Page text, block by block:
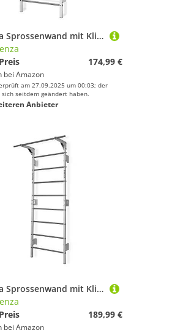
Potenza Sprossenwand mit Klimmzugstange Pull Up Bar Turngeräte Fitness Turnwand Klettergerüst bis 250kg Kletterwand Gym Sportgerät für Erwachsene Heim Turnhalle (Weiß-Grau)
174,99 €
bei Amazon
am 27.09.2025 um 00:03; der
sich seitdem geändert haben.
Anbieter
Potenza Sprossenwand mit Klimmzugstange Pull Up Bar Turngeräte Fitness Turnwand Klettergerüst bis 250kg Kletterwand Gym Sportgerät für Erwachsene Heim Turnhalle (Weiß-Grau - mit Klimmzugstange)
189,99 €
bei Amazon